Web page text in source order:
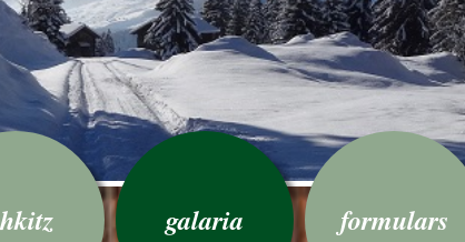
galaria formulars